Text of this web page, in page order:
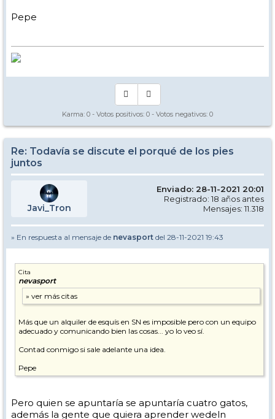
Pepe
Karma: 0 - Votos positivos: 0 - Votos negativos: 0
Re: Todavía se discute el porqué de los pies
juntos
Javi_Tron
Enviado: 28-11-2021 20:01
Registrado: 18 años antes
Mensajes: 11.318
» En respuesta al mensaje de nevasport del 28-11-2021 19:43
Cita
nevasport
Más que un alquiler de esquís en SN es imposible pero con un equipo
adecuado y comunicando bien las cosas... yo lo veo sí.
Contad conmigo si sale adelante una idea.
Pepe
Pero quien se apuntaría se apuntaría cuatro gatos,
además la gente que quiera aprender wedeln